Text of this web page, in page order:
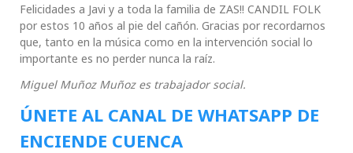
Felicidades a Javi y a toda la familia de ZAS!! CANDIL FOLK
por estos 10 años al pie del cañón. Gracias por recordarnos
que, tanto en la música como en la intervención social lo
importante es no perder nunca la raíz.
Miguel Muñoz Muñoz es trabajador social.
ÚNETE AL CANAL DE WHATSAPP DE
ENCIENDE CUENCA